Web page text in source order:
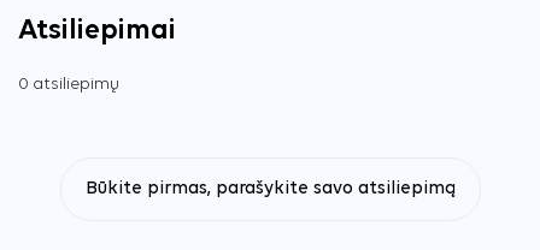
Atsiliepimai
0 atsiliepimų
Būkite pirmas, parašykite savo atsiliepimą